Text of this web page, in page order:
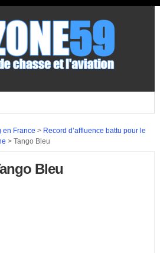
en France > Record d’affluence battu pour le
> Tango Bleu
Bleu